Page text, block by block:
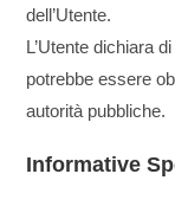
dell’Utente.
L’Utente dichiara
potrebbe essere
autorità pubbliche.
Informative